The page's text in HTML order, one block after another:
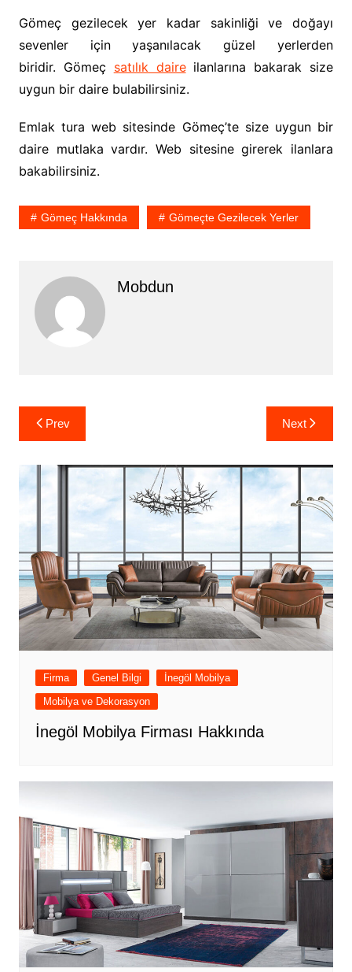
Gömeç gezilecek yer kadar sakinliği ve doğayı
sevenler için yaşanılacak güzel yerlerden
biridir. Gömeç satılık daireilanlarına bakarak size
uygun bir daire bulabilirsiniz.
Emlak tura web sitesinde Gömeç’te size uygun bir
daire mutlaka vardır. Web sitesine girerek ilanlara
bakabilirsiniz.
Gömeç Hakkında Gömeçte Gezilecek Yerler
Mobdun
Yazı
gezinmesi
Prev Next
Firma Genel Bilgi
İnegöl Mobilya
Mobilya ve Dekorasyon
İnegöl Mobilya Firması Hakkında